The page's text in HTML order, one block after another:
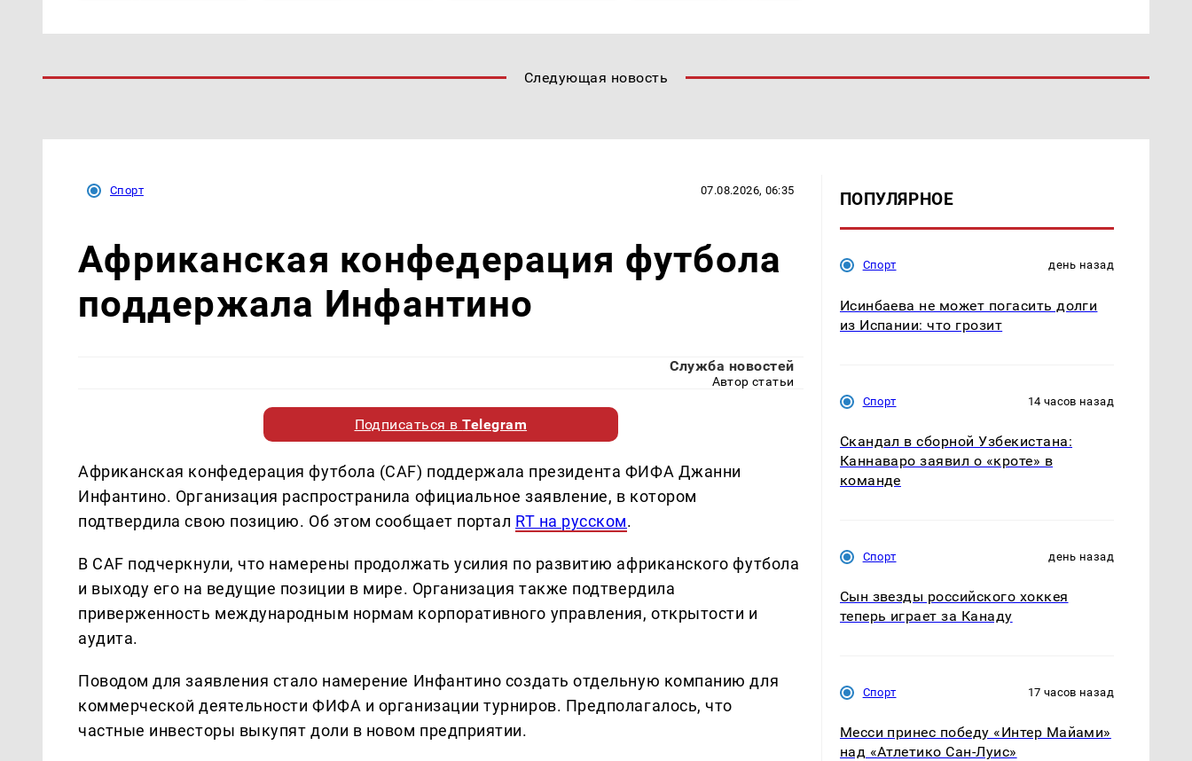
Следующая новость
Спорт 07.08.2026, 06:35
Африканская конфедерация футбола
поддержала Инфантино
Служба новостей
Автор статьи
Подписаться вTelegram
Африканская конфедерация футбола (CAF) поддержала президента ФИФА Джанни
Инфантино. Организация распространила официальное заявление, в котором
подтвердила свою позицию. Об этом сообщает портал RT на русском.
В CAF подчеркнули, что намерены продолжать усилия по развитию африканского футбола
и выходу его на ведущие позиции в мире. Организация также подтвердила
приверженность международным нормам корпоративного управления, открытости и
аудита.
Поводом для заявления стало намерение Инфантино создать отдельную компанию для
коммерческой деятельности ФИФА и организации турниров. Предполагалось, что
частные инвесторы выкупят доли в новом предприятии.
ПОПУЛЯРНОЕ
Спорт день назад
Исинбаева не может погасить долги
из Испании: что грозит
Спорт 14 часов назад
Скандал в сборной Узбекистана:
Каннаваро заявил о «кроте» в
команде
Спорт день назад
Сын звезды российского хоккея
теперь играет за Канаду
Спорт 17 часов назад
Месси принес победу «Интер Майами»
над «Атлетико Сан-Луис»